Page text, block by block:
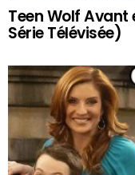
Teen Wolf Avant
Série Télévisée)